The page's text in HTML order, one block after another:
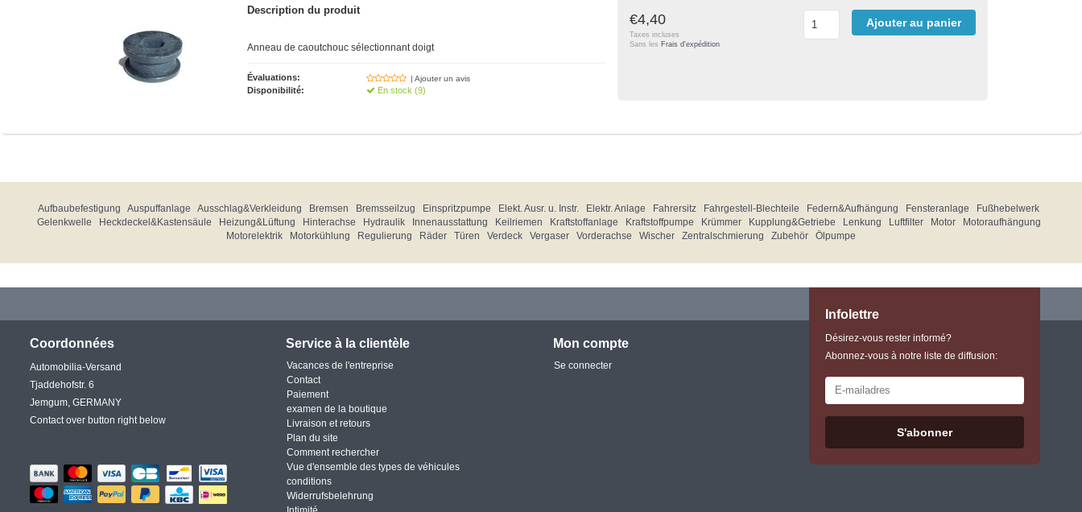
Description du produit
Anneau de caoutchouc sélectionnant doigt
Évaluations: | Ajouter un avis
Disponibilité: En stock (9)
€4,40
Taxes incluses
Sans les Frais d'expédition
Ajouter au panier
Aufbaubefestigung Auspuffanlage Ausschlag&Verkleidung Bremsen Bremsseilzug Einspritzpumpe Elekt. Ausr. u. Instr. Elektr. Anlage Fahrersitz Fahrgestell-Blechteile Federn&Aufhängung Fensteranlage
Fußhebelwerk
Gelenkwelle
Heckdeckel&Kastensäule Heizung&Lüftung Hinterachse Hydraulik Innenausstattung Keilriemen Kraftstoffanlage Kraftstoffpumpe Krümmer Kupplung&Getriebe Lenkung Luftfilter Motor
Motoraufhängung
Motorelektrik
Motorkühlung Regulierung Räder Türen Verdeck Vergaser Vorderachse Wischer Zentralschmierung Zubehör Ölpumpe
Coordonnées
Automobilia-Versand
Tjaddehofstr. 6
Jemgum, GERMANY
Contact over button right below
Service à la clientèle
Vacances de l'entreprise
Contact
Paiement
examen de la boutique
Livraison et retours
Plan du site
Comment rechercher
Vue d'ensemble des types de véhicules
conditions
Widerrufsbelehrung
Mon compte
Se connecter
Infolettre
Désirez-vous rester informé?
Abonnez-vous à notre liste de diffusion:
S'abonner